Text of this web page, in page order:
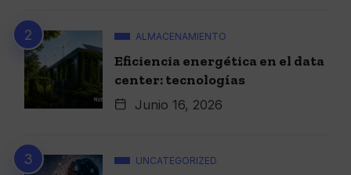
ALMACENAMIENTO
Eficiencia energética en el data
center: tecnologías
Junio 16, 2026
UNCATEGORIZED